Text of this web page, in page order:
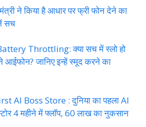
ने किया है आधार पर फ्री फोन देने का
सच
Throttling: क्या सच में स्लो हो
आईफोन? जानिए इन्हें स्मूद करने का
AI Boss Store : दुनिया का पहला AI
4 महीने में फ्लॉप, 60 लाख का नुकसान